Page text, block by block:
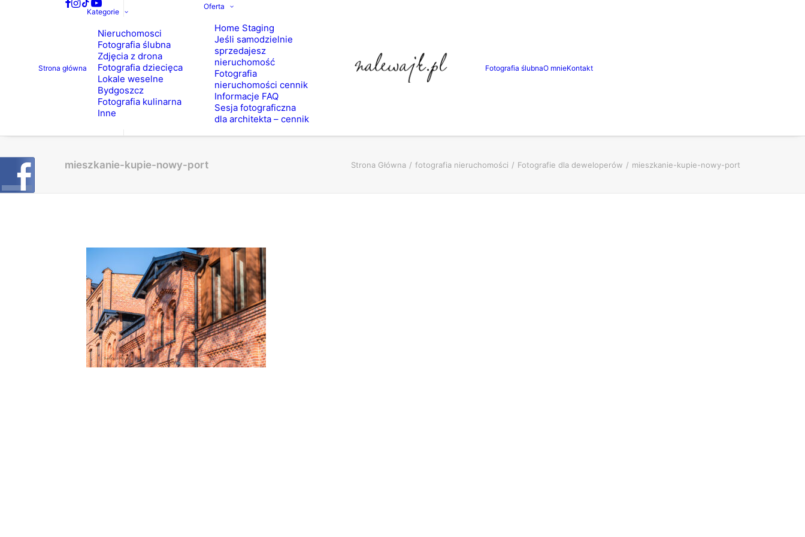
Strona główna
Kategorie
Nieruchomosci
Fotografia ślubna
Zdjęcia z drona
Fotografia dziecięca
Lokale weselne
Bydgoszcz
Fotografia kulinarna
Inne
Oferta
Home Staging
Jeśli samodzielnie
sprzedajesz
nieruchomość
Fotografia
nieruchomości cennik
Informacje FAQ
Sesja fotograficzna
dla architekta – cennik
Fotografia ślubnaO mnieKontakt
mieszkanie-kupie-nowy-port Strona Główna fotografia nieruchomości Fotografie dla deweloperów mieszkanie-kupie-nowy-port